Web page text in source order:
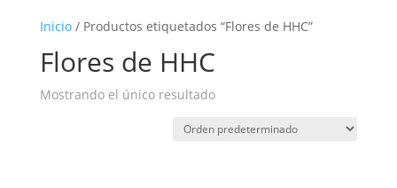
Inicio/ Productos etiquetados “Flores de HHC”
Flores de HHC
Mostrando el único resultado